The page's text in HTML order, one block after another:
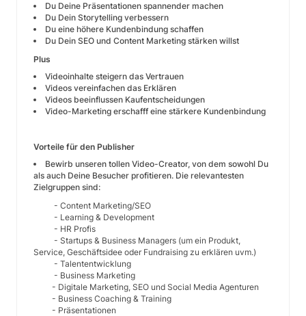
Du Deine Präsentationen spannender machen
Du Dein Storytelling verbessern
Du eine höhere Kundenbindung schaffen
Du Dein SEO und Content Marketing stärken willst
Plus
Videoinhalte steigern das Vertrauen
Videos vereinfachen das Erklären
Videos beeinflussen Kaufentscheidungen
Video-Marketing erschafff eine stärkere Kundenbindung
Vorteile für den Publisher
Bewirb unseren tollen Video-Creator, von dem sowohl Du
als auch Deine Besucher profitieren. Die relevantesten
Zielgruppen sind:
- Content Marketing/SEO
- Learning & Development
- HR Profis
- Startups & Business Managers (um ein Produkt,
Service, Geschäftsidee oder Fundraising zu erklären uvm.)
- Talententwicklung
- Business Marketing
- Digitale Marketing, SEO und Social Media Agenturen
- Business Coaching & Training
- Präsentationen